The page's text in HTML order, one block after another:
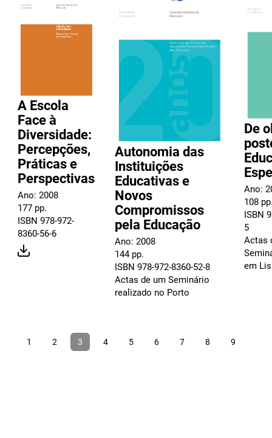
A Escola
Face à
Diversidade:
Percepções,
Práticas e
Perspectivas
Ano: 2008
177 pp.
ISBN 978-972-
8360-56-6
Autonomia das
Instituições
Educativas e
Novos
Compromissos
pela Educação
Ano: 2008
144 pp.
ISBN 978-972-8360-52-8
Actas de um Seminário
realizado no Porto
De
Ano:
108
ISBN
5
Actas
em
1 2 3 4 5 6 7 8 9